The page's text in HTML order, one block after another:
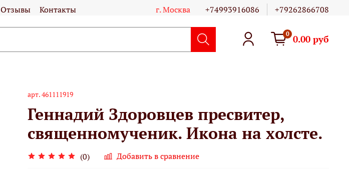
Отзывы Контакты г. Москва +74993916086 +79262866708
0 0.00 руб
арт.461111919
Геннадий Здоровцев пресвитер,
священномученик. Икона на холсте.
(0) Добавить в сравнение